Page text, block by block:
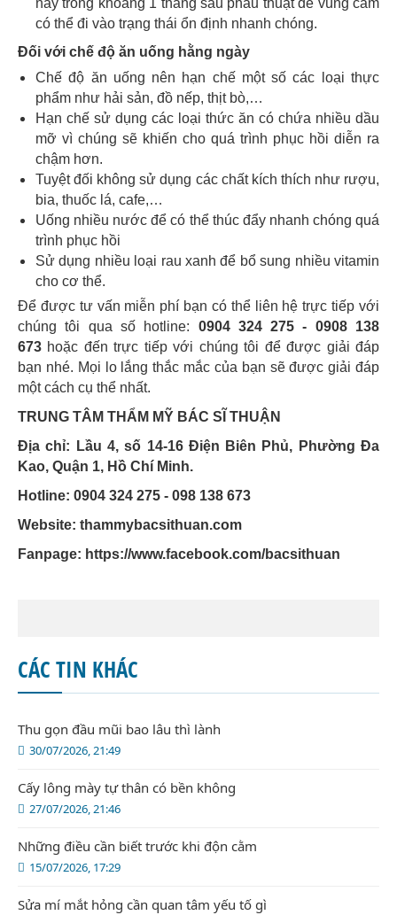
có thể đi vào trạng thái ổn định nhanh chóng.
Đối với chế độ ăn uống hằng ngày
Chế độ ăn uống nên hạn chế một số các loại thực
phẩm như hải sản, đồ nếp, thịt bò,…
Hạn chế sử dụng các loại thức ăn có chứa nhiều dầu
mỡ vì chúng sẽ khiến cho quá trình phục hồi diễn ra
chậm hơn.
Tuyệt đối không sử dụng các chất kích thích như rượu,
bia, thuốc lá, cafe,…
Uống nhiều nước để có thể thúc đẩy nhanh chóng quá
trình phục hồi
Sử dụng nhiều loại rau xanh để bổ sung nhiều vitamin
cho cơ thể.
Để được tư vấn miễn phí bạn có thể liên hệ trực tiếp với
chúng tôi qua số hotline: 0904 324 275 - 0908 138
673 hoặc đến trực tiếp với chúng tôi để được giải đáp
bạn nhé. Mọi lo lắng thắc mắc của bạn sẽ được giải đáp
một cách cụ thể nhất.
TRUNG TÂM THẨM MỸ BÁC SĨ THUẬN
Địa chỉ: Lầu 4, số 14-16 Điện Biên Phủ, Phường Đa
Kao, Quận 1, Hồ Chí Minh.
Hotline: 0904 324 275 - 098 138 673
Website: thammybacsithuan.com
Fanpage: https://www.facebook.com/bacsithuan
CÁC TIN KHÁC
30/07/2026, 21:49
Thu gọn đầu mũi bao lâu thì lành
27/07/2026, 21:46
Cấy lông mày tự thân có bền không
15/07/2026, 17:29
Những điều cần biết trước khi độn cằm
Sửa mí mắt hỏng cần quan tâm yếu tố gì